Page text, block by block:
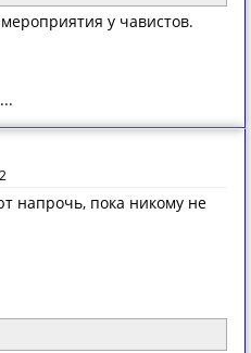
у чавистов.
напрочь, пока никому не